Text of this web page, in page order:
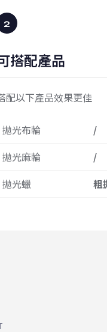
搭配產品
配以下產品效果更佳
拋光布輪
/
拋光麻輪
/
拋光蠟
粗